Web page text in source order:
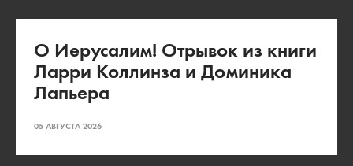
О Иерусалим! Отрывок из книги
Ларри Коллинза и Доминика
Лапьера
05 АВГУСТА 2026